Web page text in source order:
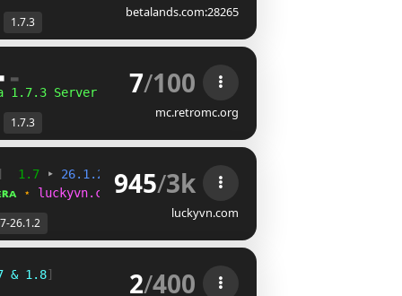
betalands.com:28265
1.7.3
Server
7/100
mc.retromc.org
1.7.3
1.7 ‣ 26.1.2 [✵ ]
⋆ luckyvn.com/discord
945/3k
luckyvn.com
26.1.2
& 1.8]
2/400